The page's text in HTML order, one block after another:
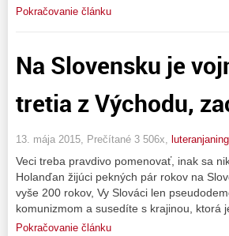
Pokračovanie článku
Na Slovensku je
tretia z Východu,
13. mája 2015, Prečítané 3 506x, luteranjaning
Veci treba pravdivo pomenovať, inak sa
Holanďan žijúci pekných pár rokov na
vyše 200 rokov, Vy Slováci len
komunizmom a susedíte s krajinou,
Pokračovanie článku